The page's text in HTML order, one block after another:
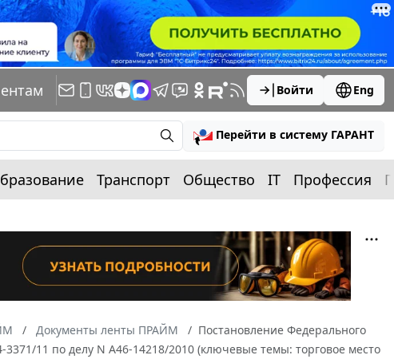
Войти Eng
Перейти в систему ГАРАНТ
Транспорт Общество IT Профессия
Документы ленты ПРАЙМ
Постановление Федерального
11 по делу N А46-14218/2010 (ключевые темы: торговое место